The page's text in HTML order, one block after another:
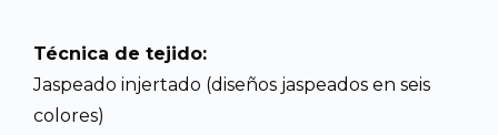
Técnica de tejido:
Jaspeado injertado (diseños jaspeados en seis
colores)